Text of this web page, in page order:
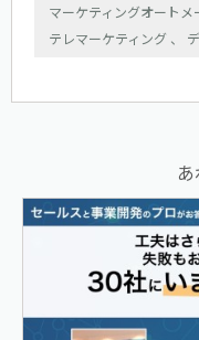
マーケティングオートメ
テレマーケティング 、